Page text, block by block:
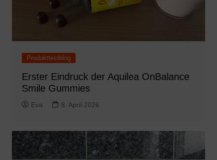
Produkttestblog
Erster Eindruck der Aquilea OnBalance
Smile Gummies
Eva 8. April 2026